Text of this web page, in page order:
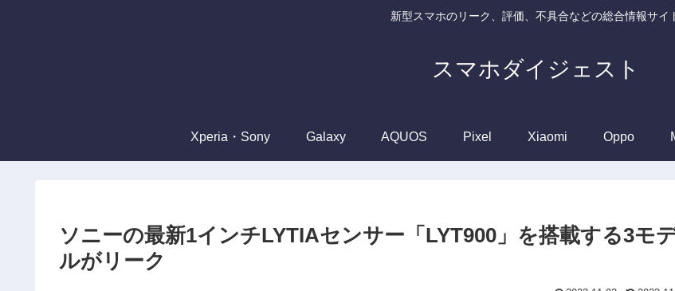
新型スマホのリーク、評価、不具合などの総合情報サイ
スマホダイジェスト
Xperia・Sony Galaxy AQUOS Pixel Xiaomi Oppo
ソニーの最新1インチLYTIAセンサー「LYT900」を搭載する3モ
ルがリーク